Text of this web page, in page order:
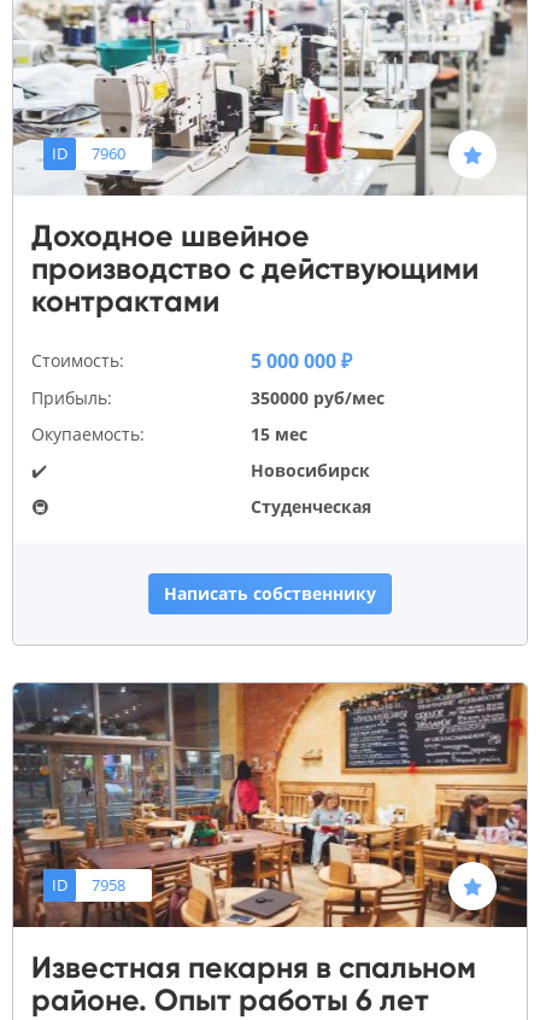
ID 7960
Доходное швейное
производство с действующими
контрактами
Стоимость: 5 000 000 ₽
Прибыль:
350000 руб/мес
Окупаемость:
15 мес
✔️
Новосибирск
🚇
Студенческая
Написать собственнику
ID 7958
Известная пекарня в спальном
районе. Опыт работы 6 лет